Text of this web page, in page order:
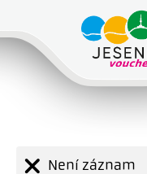
Není záznam